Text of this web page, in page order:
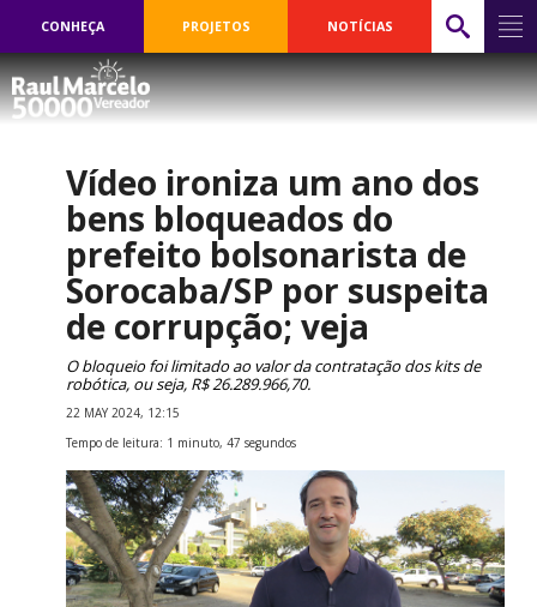
CONHEÇA PROJETOS NOTÍCIAS
Vídeo ironiza um ano dos
bens bloqueados do
prefeito bolsonarista de
Sorocaba/SP por suspeita
de corrupção; veja
O bloqueio foi limitado ao valor da contratação dos kits de
robótica, ou seja, R$ 26.289.966,70.
22 MAY 2024, 12:15
Tempo de leitura: 1 minuto, 47 segundos